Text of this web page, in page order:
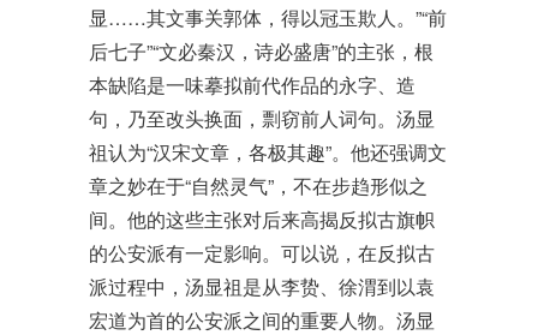
显……其文事关郭体，得以冠玉欺人。”“前
后七子”“文必秦汉，诗必盛唐”的主张，根
本缺陷是一味摹拟前代作品的永字、造
句，乃至改头换面，剽窃前人词句。汤显
祖认为“汉宋文章，各极其趣”。他还强调文
章之妙在于“自然灵气”，不在步趋形似之
间。他的这些主张对后来高揭反拟古旗帜
的公安派有一定影响。可以说，在反拟古
派过程中，汤显祖是从李贽、徐渭到以袁
宏道为首的公安派之间的重要人物。汤显